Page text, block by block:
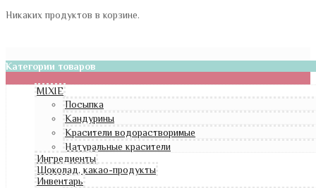
Никаких продуктов в корзине.
Категории товаров
MIXIE
Посыпка
Кандурины
Красители водорастворимые
Натуральные красители
Ингредиенты
Шоколад, какао-продукты
Инвентарь